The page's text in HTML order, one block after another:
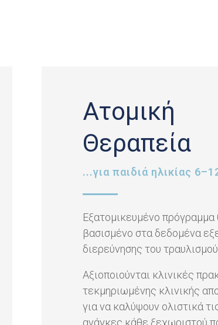
Ατομική
Θεραπεία
...για παιδιά ηλικίας
Εξατομικευμένο πρόγραμμα
βασισμένο στα δεδομένα
διερεύνησης του τραυλισμού.
Αξιοποιούνται κλινικές
τεκμηριωμένης κλινικής
για να καλύψουν ολιστικά
ανάγκες κάθε ξεχωριστού